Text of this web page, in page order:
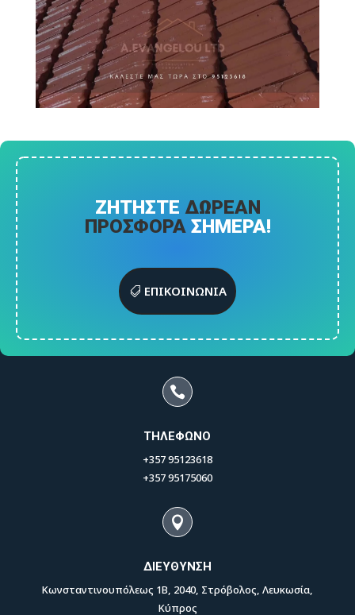
ΖΗΤΗΣΤΕ ΔΩΡΕΑΝ
ΠΡΟΣΦΟΡΑ ΣΗΜΕΡΑ!
ΕΠΙΚΟΙΝΩΝΙΑ

ΤΗΛΕΦΩΝΟ
+357 95123618
+357 95175060

ΔΙΕΥΘΥΝΣΗ
Κωνσταντινουπόλεως 1Β, 2040, Στρόβολος, Λευκωσία,
Κύπρος